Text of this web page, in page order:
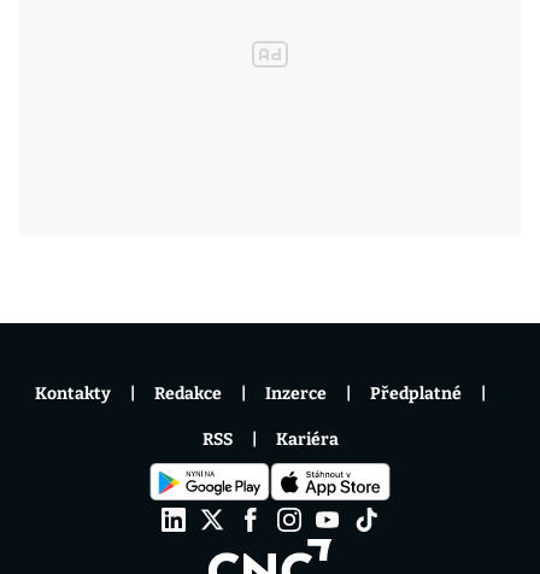
Kontakty Redakce Inzerce Předplatné
RSS Kariéra